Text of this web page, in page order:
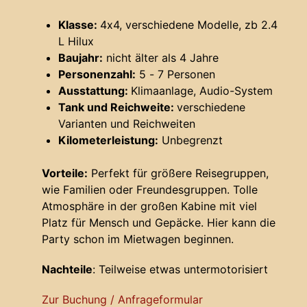
Klasse: 4x4, verschiedene Modelle, zb 2.4
L Hilux
Baujahr: nicht älter als 4 Jahre
Personenzahl: 5 - 7 Personen
Ausstattung: Klimaanlage, Audio-System
Tank und Reichweite: verschiedene
Varianten und Reichweiten
Kilometerleistung: Unbegrenzt
Vorteile: Perfekt für größere Reisegruppen,
wie Familien oder Freundesgruppen. Tolle
Atmosphäre in der großen Kabine mit viel
Platz für Mensch und Gepäcke. Hier kann die
Party schon im Mietwagen beginnen.
Nachteile: Teilweise etwas untermotorisiert
Zur Buchung / Anfrageformular